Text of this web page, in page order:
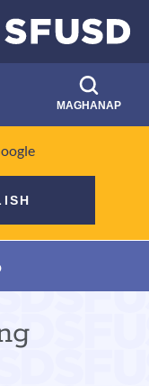
MAGHANAP